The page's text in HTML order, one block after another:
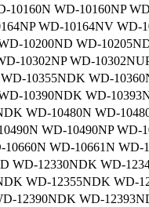
10160N WD-10160NP
WD-10164NV
10200ND WD-
10302NP WD-
10355NDK WD-
10390NDK WD-
WD-10480N WD-
WD-10490NP
WD-10661N
WD-12330NDK WD-
WD-12355NDK WD-
12390NDK WD-